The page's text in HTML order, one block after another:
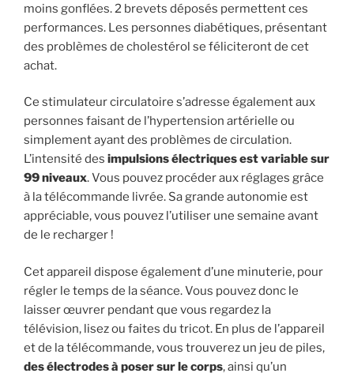
moins gonflées. 2 brevets déposés permettent ces
performances. Les personnes diabétiques, présentant
des problèmes de cholestérol se féliciteront de cet
achat.
Ce stimulateur circulatoire s’adresse également aux
personnes faisant de l’hypertension artérielle ou
simplement ayant des problèmes de circulation.
L’intensité des impulsions électriques est variable sur
99 niveaux. Vous pouvez procéder aux réglages grâce
à la télécommande livrée. Sa grande autonomie est
appréciable, vous pouvez l’utiliser une semaine avant
de le recharger !
Cet appareil dispose également d’une minuterie, pour
régler le temps de la séance. Vous pouvez donc le
laisser œuvrer pendant que vous regardez la
télévision, lisez ou faites du tricot. En plus de l’appareil
et de la télécommande, vous trouverez un jeu de piles,
des électrodes à poser sur le corps, ainsi qu’un